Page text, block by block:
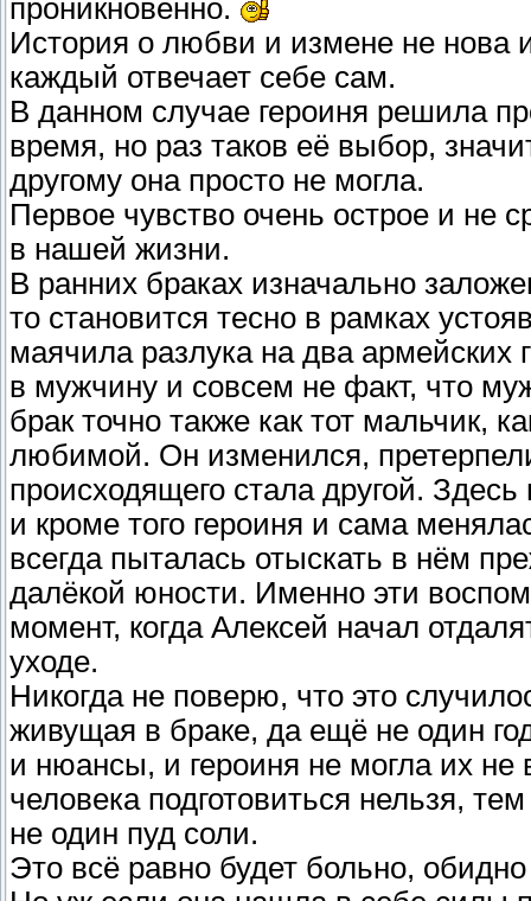
проникновенно.
История о любви и измене не нова
каждый отвечает себе сам.
В данном случае героиня решила
время, но раз таков её выбор,
другому она просто не могла.
Первое чувство очень острое и не
в нашей жизни.
В ранних браках изначально
то становится тесно в рамках
маячила разлука на два армейских
в мужчину и совсем не факт, что
брак точно также как тот мальчик,
любимой. Он изменился,
происходящего стала другой.
и кроме того героиня и сама
всегда пыталась отыскать в нём
далёкой юности. Именно эти
момент, когда Алексей начал
уходе.
Никогда не поверю, что это
живущая в браке, да ещё не один
и нюансы, и героиня не могла их не
человека подготовиться нельзя,
не один пуд соли.
Это всё равно будет больно, обидно